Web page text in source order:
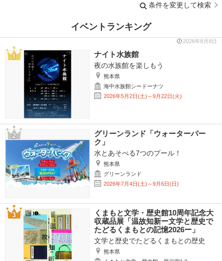
条件を変更して検索
イベントランキング
2026年8月8日
ナイト水族館
夜の水族館を楽しもう
熊本県
海中水族館シードーナツ
2026年5月2日(土)～9月22日(火)
グリーンランド「ウォーターパー
ク」
水とあそべる7つのプール！
熊本県
グリーンランド
2026年7月4日(土)～9月6日(日)
くまもと文学・歴史館10周年記念大
収蔵品展「温故知新ー文学と歴史で
たどるくまもとの記憶2026ー」
文学と歴史でたどるくまもとの歴史
熊本県